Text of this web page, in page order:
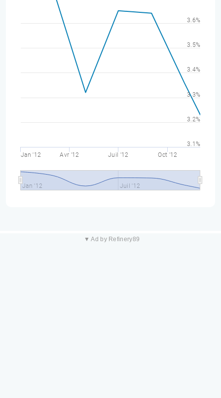
Jan '12 Avr '12 Juil '12 Oct '12
Jan '12 Juil '12
3.1%
3.2%
3.3%
3.4%
3.5%
3.6%
▼ Ad by Refinery89